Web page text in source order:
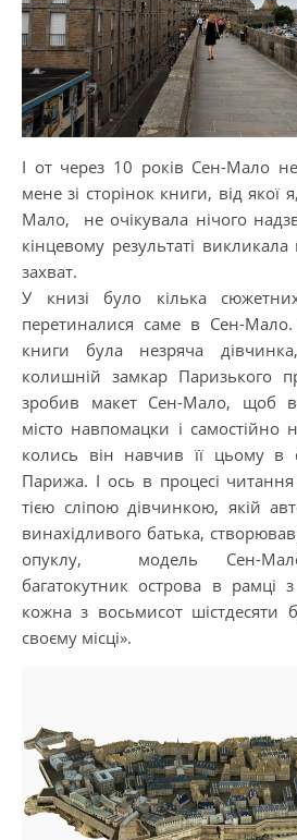
І от через 10 років Сен-Мало
мене зі сторінок книги, від якої
Мало, не очікувала нічого
кінцевому результаті
захват.
У книзі було кілька
перетиналися саме в Сен-
книги була незряча
колишній замкар Паризького
зробив макет Сен-Мало, щоб
місто навпомацки і самостійно
колись він навчив її цьому в
Парижа. І ось в процесі
тією сліпою дівчинкою, якій
винахідливого батька,
опуклу, модель Сен-
багатокутник острова в рамці
кожна з восьмисот шістдесяти
своєму місці».